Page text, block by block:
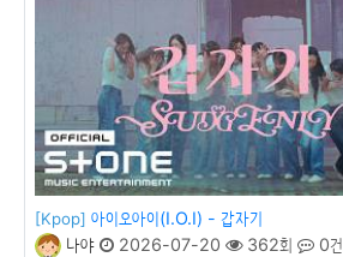
[Kpop] 아이오아이(I.O.I) - 갑자기
나야
2026-07-20 362회 0건